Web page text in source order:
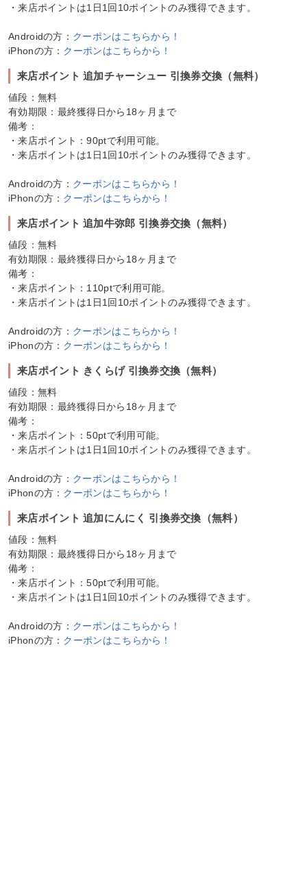
・来店ポイントは1日1回10ポイントのみ獲得できます。
Androidの方： クーポンはこちらから！
iPhonの方： クーポンはこちらから！
来店ポイント 追加チャーシュー 引換券交換（無料）
値段：無料
有効期限：最終獲得日から18ヶ月まで
備考：
・来店ポイント：90ptで利用可能。
・来店ポイントは1日1回10ポイントのみ獲得できます。
Androidの方： クーポンはこちらから！
iPhonの方： クーポンはこちらから！
来店ポイント 追加牛弥郎 引換券交換（無料）
値段：無料
有効期限：最終獲得日から18ヶ月まで
備考：
・来店ポイント：110ptで利用可能。
・来店ポイントは1日1回10ポイントのみ獲得できます。
Androidの方： クーポンはこちらから！
iPhonの方： クーポンはこちらから！
来店ポイント きくらげ 引換券交換（無料）
値段：無料
有効期限：最終獲得日から18ヶ月まで
備考：
・来店ポイント：50ptで利用可能。
・来店ポイントは1日1回10ポイントのみ獲得できます。
Androidの方： クーポンはこちらから！
iPhonの方： クーポンはこちらから！
来店ポイント 追加にんにく 引換券交換（無料）
値段：無料
有効期限：最終獲得日から18ヶ月まで
備考：
・来店ポイント：50ptで利用可能。
・来店ポイントは1日1回10ポイントのみ獲得できます。
Androidの方： クーポンはこちらから！
iPhonの方： クーポンはこちらから！